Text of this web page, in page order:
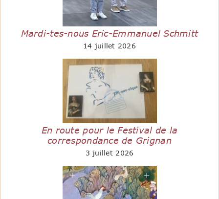
Mardi-tes-nous Eric-Emmanuel Schmitt
14 juillet 2026
En route pour le Festival de la
correspondance de Grignan
3 juillet 2026